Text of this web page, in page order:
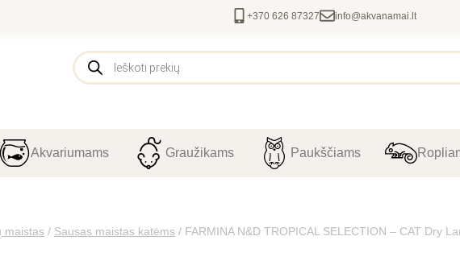
+370 626 87327 info@akvanamai.lt
Akvariumams Graužikams Paukščiams
maistas / Sausas maistas katėms / FARMINA N&D TROPICAL SELECTION – CAT Dry